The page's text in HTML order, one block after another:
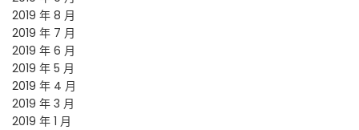
2019 年 8 月
2019 年 7 月
2019 年 6 月
2019 年 5 月
2019 年 4 月
2019 年 3 月
2019 年 1 月